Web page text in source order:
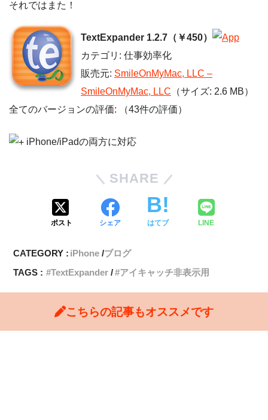
それではまた！
TextExpander 1.2.7（￥450）
カテゴリ: 仕事効率化
販売元: SmileOnMyMac, LLC –
SmileOnMyMac, LLC （サイズ: 2.6 MB）
全てのバージョンの評価:
（43件の評価）
iPhone/iPadの両方に対応
SHARE
ポスト シェア はてブ LINE
CATEGORY : iPhone ブログ
TAGS :
TextExpander アイキャッチ非表示用
こちらの記事もオススメです